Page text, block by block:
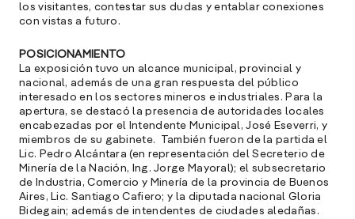
los visitantes, contestar sus dudas y entablar conexiones
con vistas a futuro.
POSICIONAMIENTO
La exposición tuvo un alcance municipal, provincial y
nacional, además de una gran respuesta del público
interesado en los sectores mineros e industriales. Para la
apertura, se destacó la presencia de autoridades locales
encabezadas por el Intendente Municipal, José Eseverri, y
miembros de su gabinete. También fueron de la partida el
Lic. Pedro Alcántara (en representación del Secreterio de
Minería de la Nación, Ing. Jorge Mayoral); el subsecretario
de Industria, Comercio y Minería de la provincia de Buenos
Aires, Lic. Santiago Cafiero; y la diputada nacional Gloria
Bidegain; además de intendentes de ciudades aledañas.